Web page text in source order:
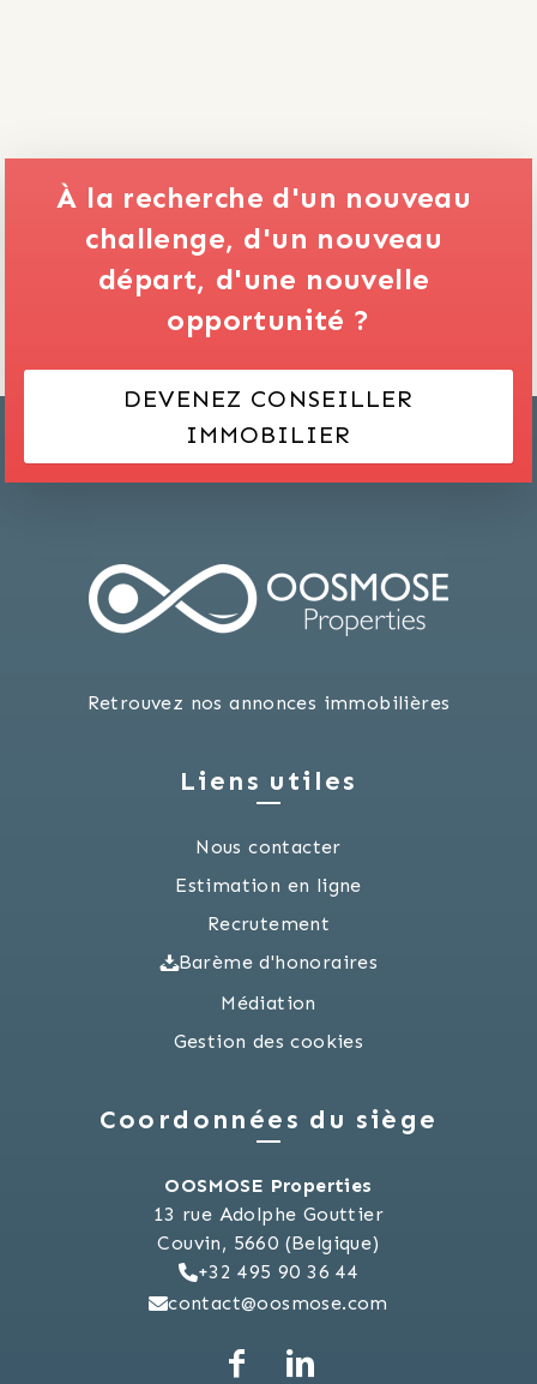
À la recherche d'un nouveau
challenge, d'un nouveau
départ, d'une nouvelle
opportunité ?
DEVENEZ CONSEILLER
IMMOBILIER
Retrouvez nos annonces immobilières
Liens utiles
Nous contacter
Estimation en ligne
Recrutement
Barème d'honoraires
Médiation
Gestion des cookies
Coordonnées du siège
OOSMOSE Properties
13 rue Adolphe Gouttier
Couvin, 5660 (Belgique)
+32 495 90 36 44
contact@oosmose.com